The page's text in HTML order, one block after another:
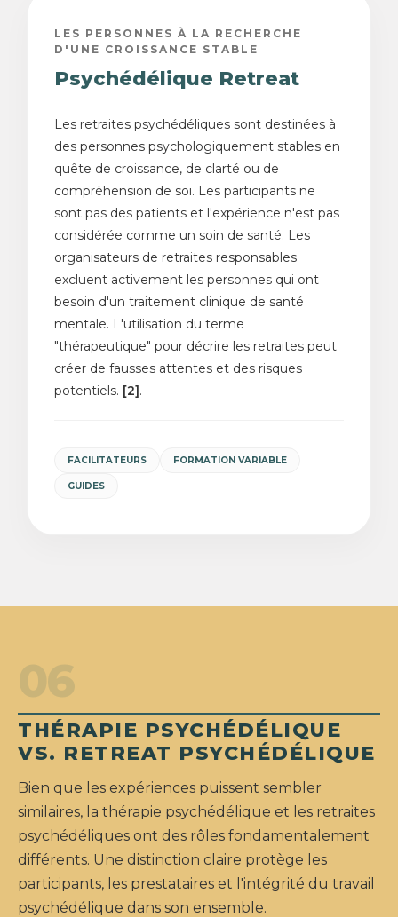
LES PERSONNES À LA RECHERCHE
D'UNE CROISSANCE STABLE
Psychédélique Retreat
Les retraites psychédéliques sont destinées à
des personnes psychologiquement stables en
quête de croissance, de clarté ou de
compréhension de soi. Les participants ne
sont pas des patients et l'expérience n'est pas
considérée comme un soin de santé. Les
organisateurs de retraites responsables
excluent activement les personnes qui ont
besoin d'un traitement clinique de santé
mentale. L'utilisation du terme
"thérapeutique" pour décrire les retraites peut
créer de fausses attentes et des risques
potentiels. [2].
FACILITATEURS FORMATION VARIABLE
GUIDES
06
THÉRAPIE PSYCHÉDÉLIQUE
VS. RETREAT PSYCHÉDÉLIQUE
Bien que les expériences puissent sembler
similaires, la thérapie psychédélique et les retraites
psychédéliques ont des rôles fondamentalement
différents. Une distinction claire protège les
participants, les prestataires et l'intégrité du travail
psychédélique dans son ensemble.